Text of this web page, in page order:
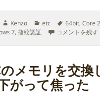
作
成
Kenzo
カ
etc
タ
グ
64bit,Core
7,指紋認証 Lenovo 3000
コメントを残す
メモリを交換
がって焦った